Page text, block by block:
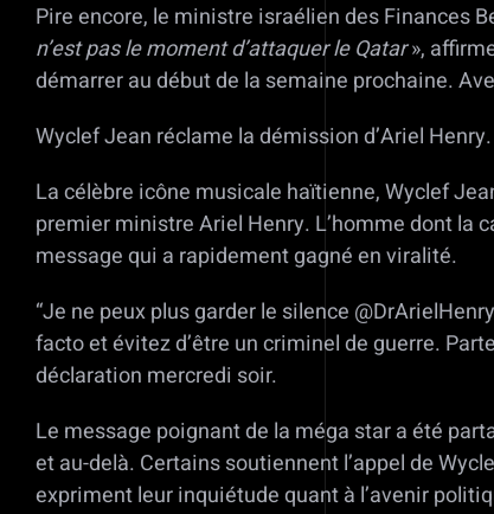
Pire encore, le ministre israélien des Finances
n’est pas le moment d’attaquer le Qatar»,
démarrer au début de la semaine prochaine.
Wyclef Jean réclame la démission d’Ariel Henry.
La célèbre icône musicale haïtienne, Wyclef
premier ministre Ariel Henry. L’homme dont la
message qui a rapidement gagné en viralité.
“Je ne peux plus garder le silence
facto et évitez d’être un criminel de guerre.
déclaration mercredi soir.
Le message poignant de la méga star a été
et au-delà. Certains soutiennent l’appel de
expriment leur inquiétude quant à l’avenir